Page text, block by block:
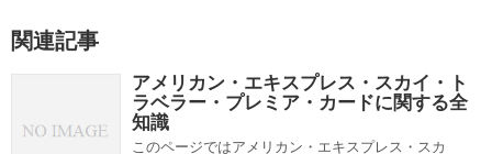
関連記事
アメリカン・エキスプレス・スカイ・ト
ラベラー・プレミア・カードに関する全
知識
このページではアメリカン・エキスプレス・スカ